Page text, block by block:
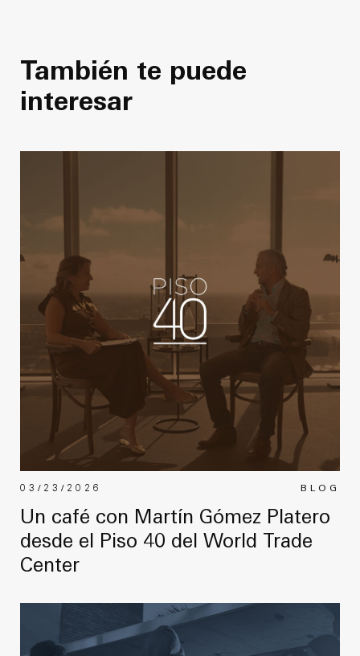
También te puede
interesar
BLOG
03/23/2026
Un café con Martín Gómez Platero
desde el Piso 40 del World Trade
Center